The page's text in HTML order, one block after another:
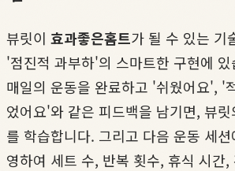
뷰릿이 효과좋은홈트가 될 수 있는 기
'점진적 과부하'의 스마트한 구현에
매일의 운동을 완료하고 '쉬웠어요', '
었어요'와 같은 피드백을 남기면, 뷰
를 학습합니다. 그리고 다음 운동 세
영하여 세트 수, 반복 횟수, 휴식 시간,